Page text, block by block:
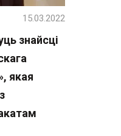
знайсці
якая
15.03.2022